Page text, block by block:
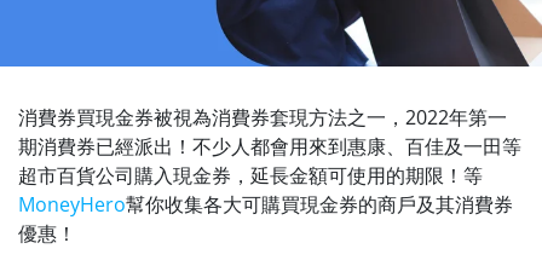
消費券買現金券被視為消費券套現方法之一，2022年第一
期消費券已經派出！不少人都會用來到惠康、百佳及一田等
超市百貨公司購入現金券，延長金額可使用的期限！等
MoneyHero幫你收集各大可購買現金券的商戶及其消費券
優惠！